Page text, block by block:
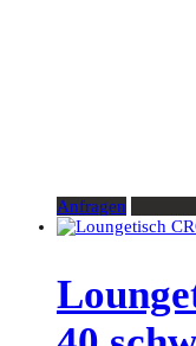
Anfragen